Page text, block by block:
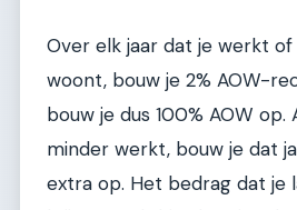
Over elk jaar dat je werkt
woont, bouw je 2% AOW-
bouw je dus 100% AOW op.
minder werkt, bouw je dat
extra op. Het bedrag dat je